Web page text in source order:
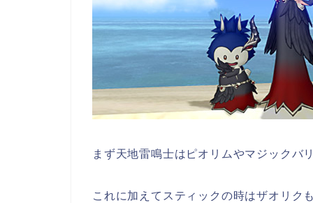
まず天地雷鳴士はピオリムやマジックバ
これに加えてスティックの時はザオリク